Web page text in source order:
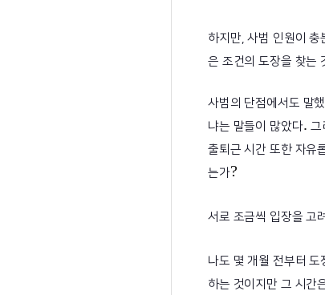
하지만, 사범 인원이
은 조건의 도장을 찾는
사범의 단점에서도 말
냐는 말들이 많았다. 그
출퇴근 시간 또한 자유
는가?
서로 조금씩 입장을 고
나도 몇 개월 전부터
하는 것이지만 그 시간